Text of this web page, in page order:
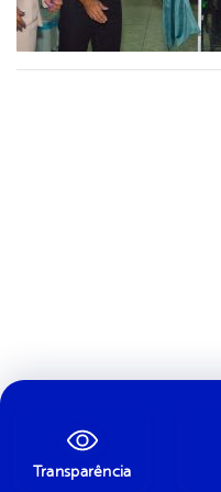
Transparência